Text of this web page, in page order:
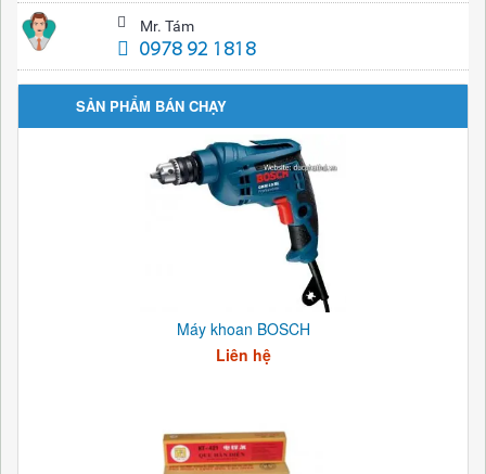
Mr. Tám
0978 92 1818
SẢN PHẨM BÁN CHẠY
Máy khoan BOSCH
Liên hệ